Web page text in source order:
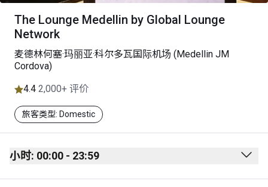
The Lounge Medellin by Global Lounge
Network
麦德林何塞·玛丽亚·科尔多瓦国际机场 (Medellin JM
Cordova)
4.4 2,000+ 评价
旅客类型: Domestic
小时: 00:00 - 23:59
Monday 00:00 - 23:59